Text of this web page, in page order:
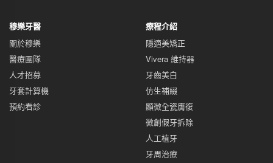
穆樂牙醫
關於穆樂
醫療團隊
人才招募
牙套計算機
預約看診
療程介紹
隱適美矯正
Vivera 維持器
牙齒美白
仿生補綴
顯微全瓷膺復
微創假牙拆除
人工植牙
牙周治療